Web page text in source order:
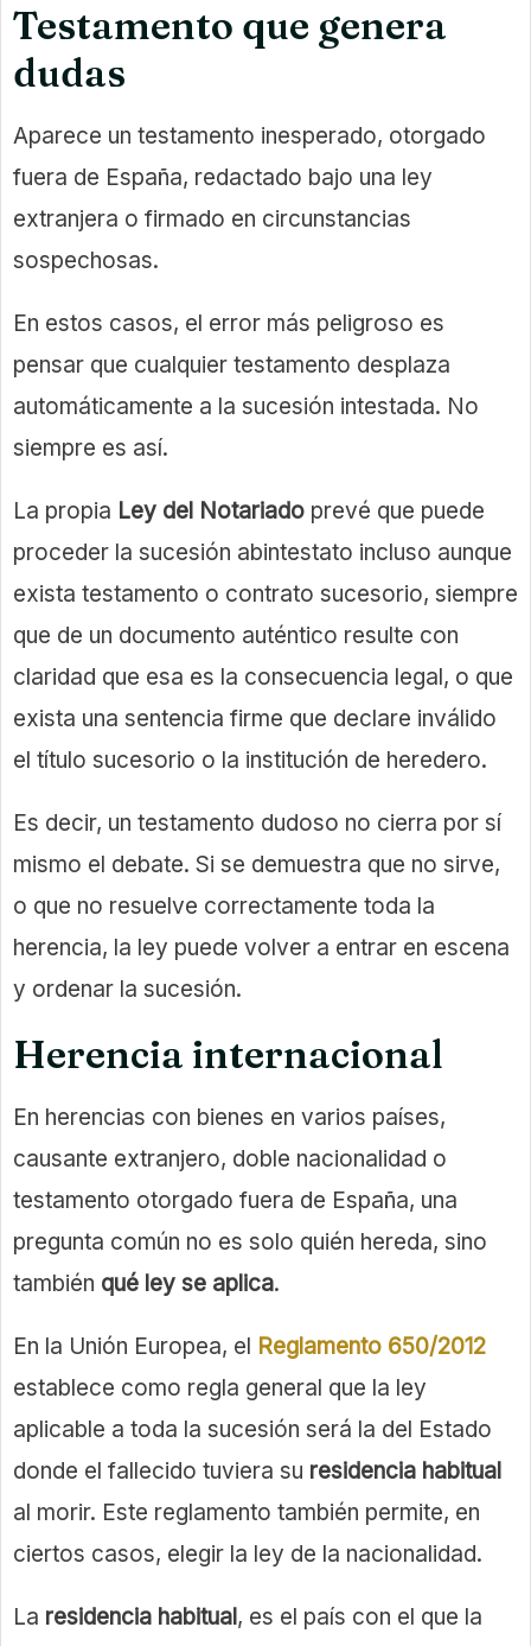
Testamento que genera
dudas
Aparece un testamento inesperado, otorgado
fuera de España, redactado bajo una ley
extranjera o firmado en circunstancias
sospechosas.
En estos casos, el error más peligroso es
pensar que cualquier testamento desplaza
automáticamente a la sucesión intestada. No
siempre es así.
La propia Ley del Notariado prevé que puede
proceder la sucesión abintestato incluso aunque
exista testamento o contrato sucesorio, siempre
que de un documento auténtico resulte con
claridad que esa es la consecuencia legal, o que
exista una sentencia firme que declare inválido
el título sucesorio o la institución de heredero.
Es decir, un testamento dudoso no cierra por sí
mismo el debate. Si se demuestra que no sirve,
o que no resuelve correctamente toda la
herencia, la ley puede volver a entrar en escena
y ordenar la sucesión.
Herencia internacional
En herencias con bienes en varios países,
causante extranjero, doble nacionalidad o
testamento otorgado fuera de España, una
pregunta común no es solo quién hereda, sino
también qué ley se aplica.
En la Unión Europea, el Reglamento 650/2012
establece como regla general que la ley
aplicable a toda la sucesión será la del Estado
donde el fallecido tuviera su residencia habitual
al morir. Este reglamento también permite, en
ciertos casos, elegir la ley de la nacionalidad.
La residencia habitual, es el país con el que la